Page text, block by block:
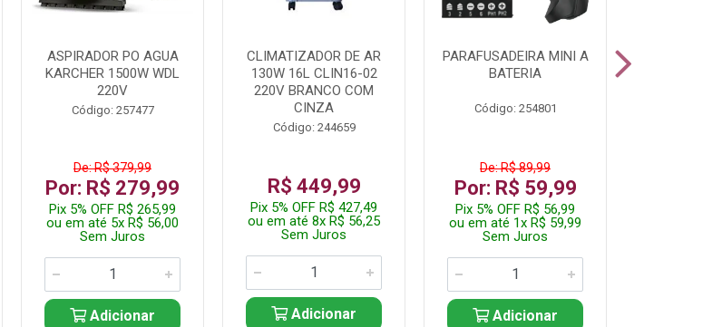
ASPIRADOR PO AGUA
KARCHER 1500W WDL
220V
Código: 257477
De: R$ 379,99
Por: R$ 279,99
Pix 5% OFF R$ 265,99
ou em até 5x R$ 56,00
Sem Juros
Adicionar
CLIMATIZADOR DE AR
130W 16L CLIN16-02
220V BRANCO COM
CINZA
Código: 244659
R$ 449,99
Pix 5% OFF R$ 427,49
ou em até 8x R$ 56,25
Sem Juros
Adicionar
PARAFUSADEIRA MINI A
BATERIA
Código: 254801
De: R$ 89,99
Por: R$ 59,99
Pix 5% OFF R$ 56,99
ou em até 1x R$ 59,99
Sem Juros
Adicionar